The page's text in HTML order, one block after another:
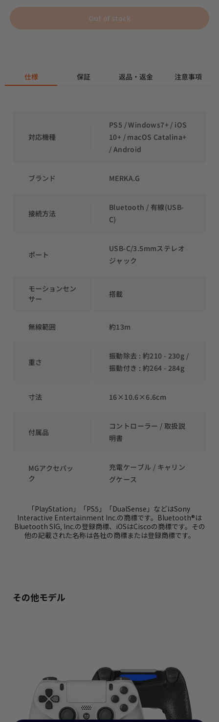
Out of stock
仕様 保証 返品・返金 注意事項
対応機種
PS5 / Windows7+ / iOS
10+ / macOS Catalina+
/ Android
ブランド MERKA.G
接続方法
Bluetooth / 有線(USB-
C)
ポート
USB-C/3.5mmステレオ
ジャック
モーションセン
サー
搭載
無線範囲 約13m
重さ
振動除去 : 約210 - 230g /
振動付き : 約264 - 284g
寸法 16×10.6×6.6cm
付属品
コントローラー / 取扱説
明書
MGアクセパッ
ク
充電ケーブル / キャリン
グケース
「PlayStation」「PS5」「DualSense」などはSony
Interactive Entertainment Inc.の商標です。Bluetooth®は
Bluetooth SIG, Inc.の登録商標、iOSはCiscoの商標です。その
他の記載された名称は各社の商標または登録商標です。
その他モデル